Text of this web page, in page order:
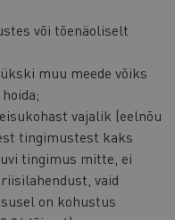
või tõenäoliselt
muu meede võiks
vajalik (eelnõu
tingimustest kaks
tingimus mitte, ei
vaid
on kohustus